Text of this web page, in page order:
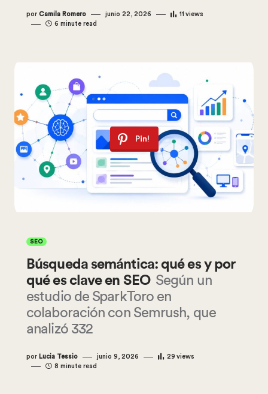
por Camila Romero junio 22, 2026 11 views
6 minute read
Pin!
SEO
Búsqueda semántica: qué es y por
qué es clave en SEO Según un
estudio de SparkToro en
colaboración con Semrush, que
analizó 332
por Lucia Tessio junio 9, 2026 29 views
8 minute read